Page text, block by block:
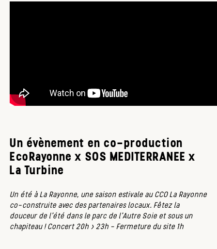
Un évènement en co-production
EcoRayonne x SOS MEDITERRANEE x
La Turbine
Un été à La Rayonne, une saison estivale au CCO La Rayonne
co-construite avec des partenaires locaux. Fêtez la
douceur de l’été dans le parc de l’Autre Soie et sous un
chapiteau ! Concert 20h > 23h – Fermeture du site 1h